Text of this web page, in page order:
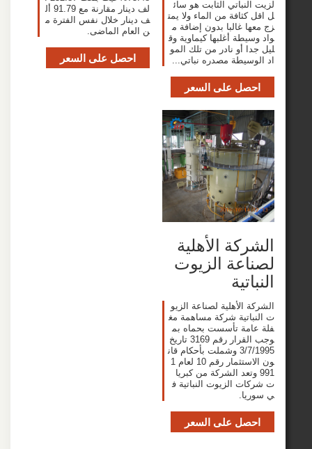
الثابت هو سائ
من الماء ولا يمت
غالبا بدون إضافة م
أغلبها كيماوية وق
أو نادر من تلك المو
مصدره نباتي...
على السعر
لف دينار مقارنة مع 91.79 أل
ف دينار خلال نفس الفترة م
ن العام الماضى.
احصل على السعر
الأهلية
الزيوت
الأهلية لصناعة الزيو
شركة مساهمة مغ
تأسست بحماه بم
وجب القرار رقم 3169 تاريخ
3/7/1995 وشملت بأحكام قان
ون الاستثمار رقم 10 لعام 1
وتعد الشركة من كبريا
الزيوت النباتية ف
على السعر